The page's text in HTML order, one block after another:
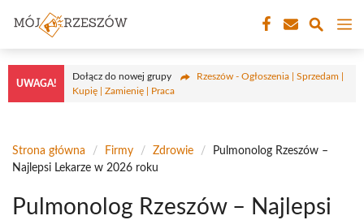
treści
UWAGA!
Dołącz do nowej grupy
Rzeszów - Ogłoszenia | Sprzedam |
Kupię | Zamienię | Praca
Strona główna / Firmy / Zdrowie /
Pulmonolog Rzeszów –
Najlepsi Lekarze w 2026 roku
Pulmonolog Rzeszów – Najlepsi